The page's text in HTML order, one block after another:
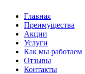
Главная
Преимущества
Акции
Услуги
Как мы работаем
Отзывы
Контакты